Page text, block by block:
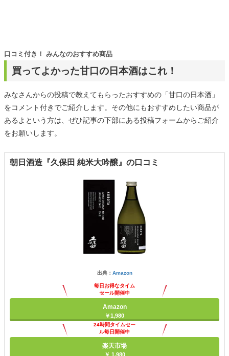
買ってよかった甘口の日本酒はこれ！
口コミ付き！ みんなのおすすめ商品
みなさんからの投稿で教えてもらったおすすめの「甘口の日本酒」
をコメント付きでご紹介します。その他にもおすすめしたい商品が
あるよという方は、ぜひ記事の下部にある投稿フォームからご紹介
をお願いします。
朝日酒造『久保田 純米大吟醸』の口コミ
出典： Amazon
毎日お得なタイム
セール開催中
Amazon
￥1,980
24時間タイムセー
ル毎日開催中
楽天市場
￥ 1,980